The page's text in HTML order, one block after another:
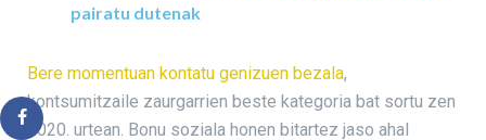
pairatu dutenak
Bere momentuan kontatu genizuen bezala,
kontsumitzaile zaurgarrien beste kategoria bat sortu zen
2020. urtean. Bonu soziala honen bitartez jaso ahal